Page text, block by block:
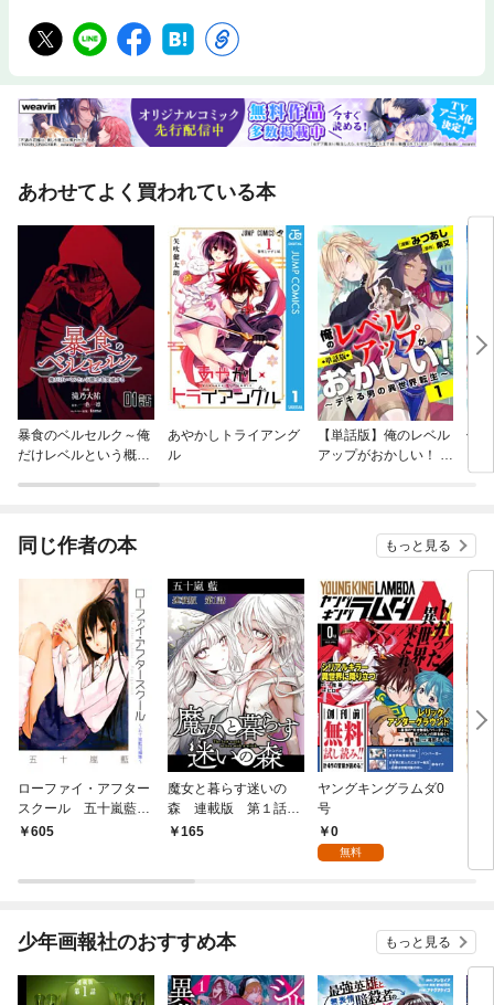
あわせてよく買われている本
暴食のベルセルク～俺
だけレベルという概念
あやかしトライアング
ル
【単話版】俺のレベル
アップがおかしい！ ～
俺
強
同じ作者の本 もっと見る
ローファイ・アフター
スクール 五十嵐藍短
編集605
魔女と暮らす迷いの
森 連載版 第１話
魔女に餌づけ
165
ヤングキングラムダ0
号
0
無料
少年画報社のおすすめ本 もっと見る